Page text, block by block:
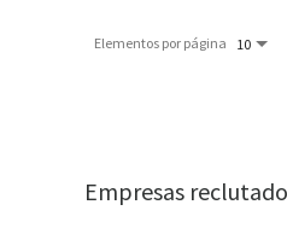
Elementos por página 10
Empresas